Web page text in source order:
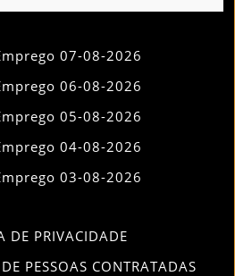
07-08-2026
06-08-2026
05-08-2026
04-08-2026
03-08-2026
DE PRIVACIDADE
PESSOAS CONTRATADAS